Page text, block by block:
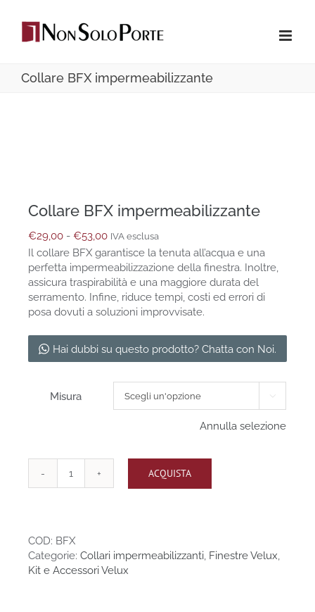
contenuto
Collare BFX impermeabilizzante
Collare BFX impermeabilizzante
€29,00 - €53,00Fascia
di
prezzo:
da
€29,00
a
IVA esclusa
Il collare BFX garantisce la tenuta all’acqua e una
perfetta impermeabilizzazione della finestra. Inoltre,
assicura traspirabilità e una maggiore durata del
serramento. Infine, riduce tempi, costi ed errori di
posa dovuti a soluzioni improvvisate.
Hai dubbi su questo prodotto? Chatta con Noi.
Misura 
Annulla selezione
Collare
ACQUISTA
COD: BFX
Categorie: Collari impermeabilizzanti, Finestre Velux,
Kit e Accessori Velux